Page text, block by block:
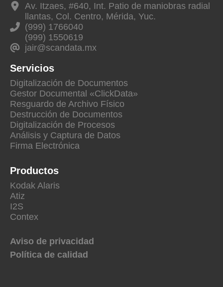
Av. Itzaes, #640, Int. Patio de maniobras radial
llantas, Col. Centro, Mérida, Yuc.
(999) 1766040
(999) 1550619
jair@scandata.mx
Servicios
Digitalización de Documentos
Gestor Documental «ClickData»
Resguardo de Archivo Físico
Destrucción de Documentos
Digitalización de Procesos
Análisis y Captura de Datos
Firma Electrónica
Productos
Kodak Alaris
Atiz
I2S
Contex
Aviso de privacidad
Política de calidad